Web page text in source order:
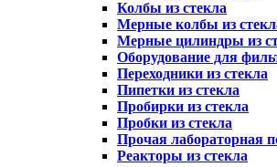
Колбы из стекла
Мерные колбы из
Мерные цилиндры из
Оборудование для
Переходники из стекла
Пипетки из стекла
Пробирки из стекла
Пробки из стекла
Прочая лабораторная
Реакторы из стекла